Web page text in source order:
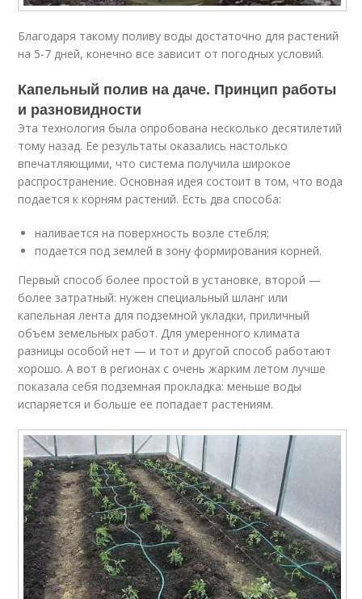
Благодаря такому поливу воды достаточно для растений
на 5-7 дней, конечно все зависит от погодных условий.
Капельный полив на даче. Принцип работы
и разновидности
Эта технология была опробована несколько десятилетий
тому назад. Ее результаты оказались настолько
впечатляющими, что система получила широкое
распространение. Основная идея состоит в том, что вода
подается к корням растений. Есть два способа:
наливается на поверхность возле стебля;
подается под землей в зону формирования корней.
Первый способ более простой в установке, второй —
более затратный: нужен специальный шланг или
капельная лента для подземной укладки, приличный
объем земельных работ. Для умеренного климата
разницы особой нет — и тот и другой способ работают
хорошо. А вот в регионах с очень жарким летом лучше
показала себя подземная прокладка: меньше воды
испаряется и больше ее попадает растениям.